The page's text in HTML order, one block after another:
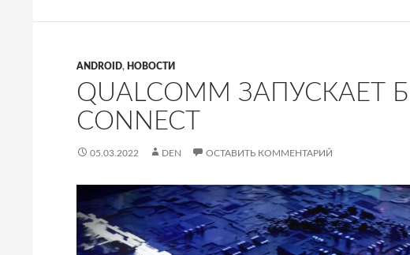
ANDROID, НОВОСТИ
QUALCOMM ЗАПУСКАЕТ
CONNECT
05.03.2022 DEN ОСТАВИТЬ КОММЕНТАРИЙ